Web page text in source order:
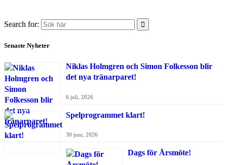
Search for:
Senaste Nyheter
Niklas Holmgren och Simon Folkesson blir
det nya tränarparet!
6 juli, 2026
Spelprogrammet klart!
30 juni, 2026
Dags för Årsmöte!